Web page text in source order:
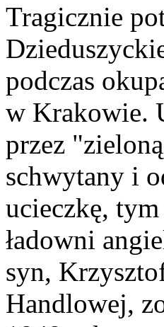
Tragicznie
podczas
w Krakowie.
przez
schwytany i
ucieczkę,
ładowni
syn,
Handlowej,